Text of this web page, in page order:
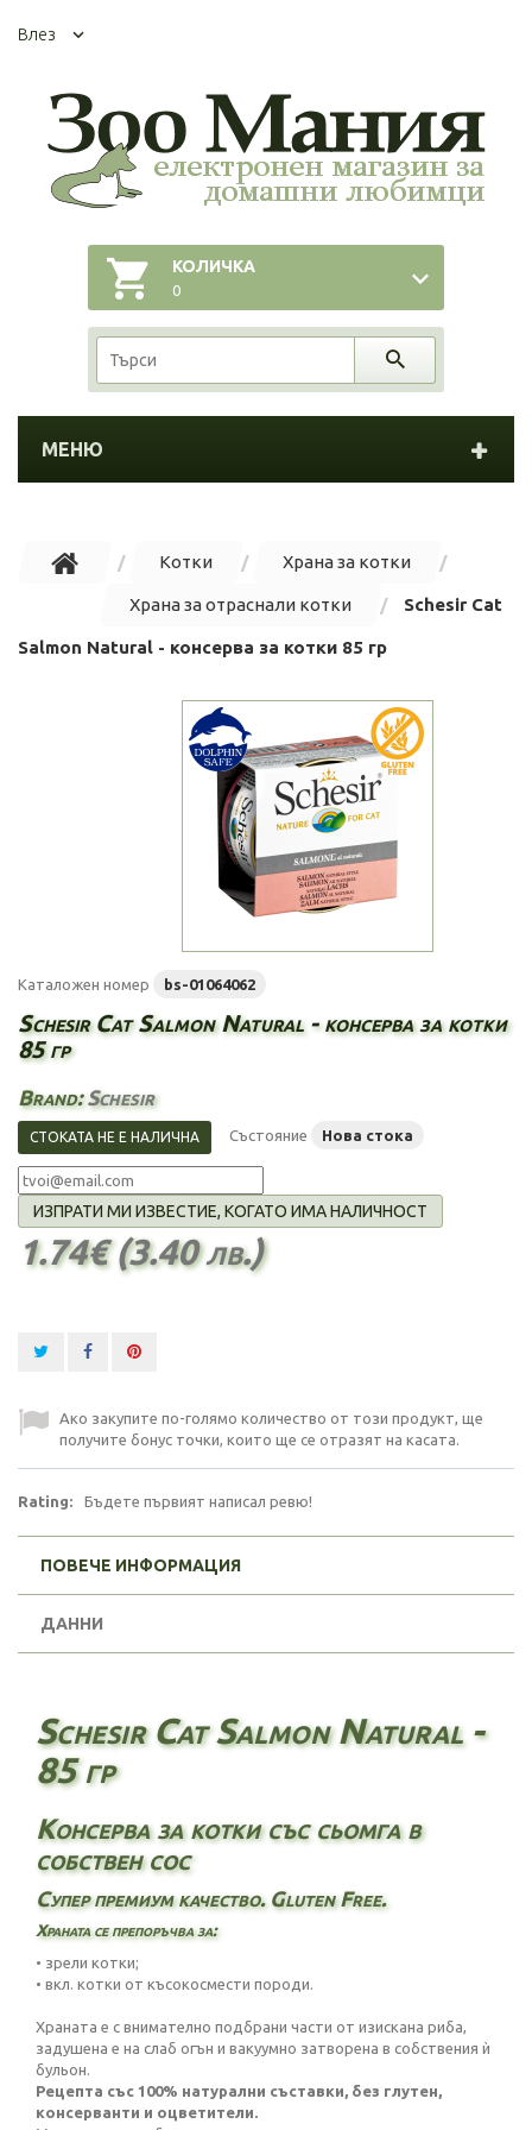
Влез
КОЛИЧКА
0
МЕНЮ
Котки Храна за котки
Храна за отраснали котки Schesir Cat
Salmon Natural - консерва за котки 85 гр
Каталожен номер bs-01064062
Schesir Cat Salmon Natural - консерва за котки
85 гр
Brand:Schesir
СТОКАТА НЕ Е НАЛИЧНА Състояние Нова стока
ИЗПРАТИ МИ ИЗВЕСТИЕ, КОГАТО ИМА НАЛИЧНОСТ
1.74€ (3.40 лв.)
Ако закупите по-голямо количество от този продукт, ще
получите бонус точки, които ще се отразят на касата.
Rating: Бъдете първият написал ревю!
ПОВЕЧЕ ИНФОРМАЦИЯ
ДАННИ
Schesir Cat Salmon Natural -
85 гр
Консерва за котки със сьомга в
собствен сос
Супер премиум качество. Gluten Free.
Храната се препоръчва за:
• зрели котки;
• вкл. котки от късокосмести породи.
Храната е с внимателно подбрани части от изискана риба,
задушена е на слаб огън и вакуумно затворена в собствения ѝ
бульон.
Рецепта със 100% натурални съставки, без глутен,
консерванти и оцветители.